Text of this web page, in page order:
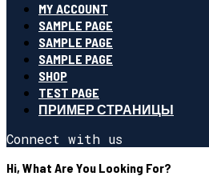
MY ACCOUNT
SAMPLE PAGE
SAMPLE PAGE
SAMPLE PAGE
SHOP
TEST PAGE
ПРИМЕР СТРАНИЦЫ
Connect with us
Hi, What Are You Looking For?